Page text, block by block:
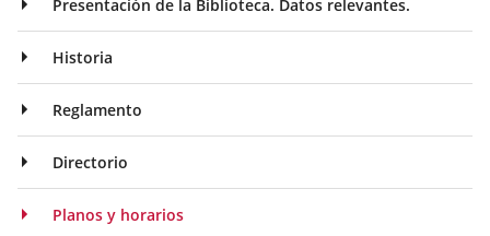
Presentación de la Biblioteca. Datos relevantes.
Historia
Reglamento
Directorio
Planos y horarios